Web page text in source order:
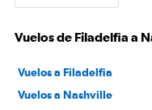
Vuelos de Filadelfia a
Vuelos a Filadelfia
Vuelos a Nashville